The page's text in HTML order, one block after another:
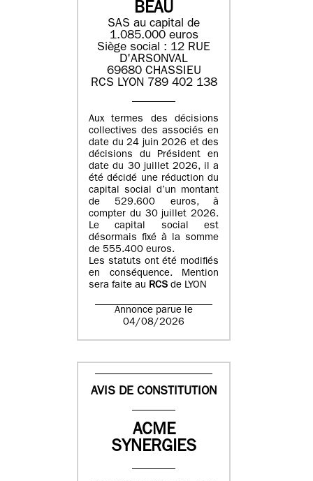
BEAU
SAS au capital de
1.085.000 euros
Siège social : 12 RUE
D'ARSONVAL
69680 CHASSIEU
RCS LYON 789 402 138
Aux termes des décisions
collectives des associés en
date du 24 juin 2026 et des
décisions du Président en
date du 30 juillet 2026, il a
été décidé une réduction du
capital social d’un montant
de 529.600 euros, à
compter du 30 juillet 2026.
Le capital social est
désormais fixé à la somme
de 555.400 euros.
Les statuts ont été modifiés
en conséquence. Mention
sera faite au RCS de LYON
Annonce parue le
04/08/2026
AVIS DE CONSTITUTION
ACME
SYNERGIES